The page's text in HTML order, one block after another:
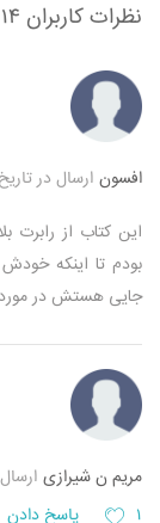
نظرات کاربران ۱۴ نظر ارائه شده است
افسون ارسال در تاریخ ۲۸ آذر ماه ۱۳۹۹
این کتاب از
بودم تا اینکه
جایی هستش در
مریم ن شیرازی ارسال در
۱
پاسخ دادن